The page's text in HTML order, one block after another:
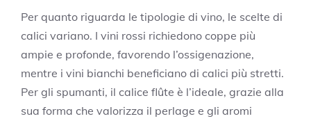
Per quanto riguarda le tipologie di vino, le scelte di
calici variano. I vini rossi richiedono coppe più
ampie e profonde, favorendo l’ossigenazione,
mentre i vini bianchi beneficiano di calici più stretti.
Per gli spumanti, il calice flûte è l’ideale, grazie alla
sua forma che valorizza il perlage e gli aromi